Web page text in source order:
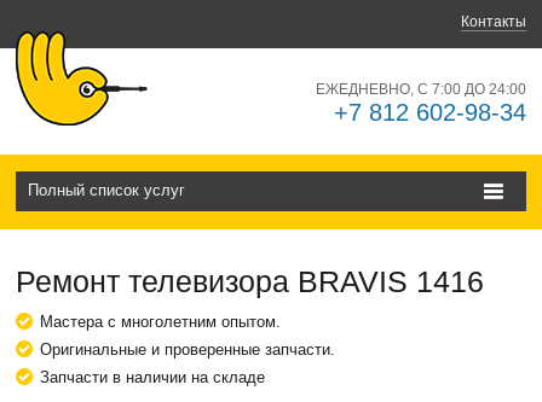
Контакты
ЕЖЕДНЕВНО, С 7:00 ДО 24:00
+7 812 602-98-34
Полный список услуг
Ремонт телевизора BRAVIS 1416
Мастера с многолетним опытом.
Оригинальные и проверенные запчасти.
Запчасти в наличии на складе